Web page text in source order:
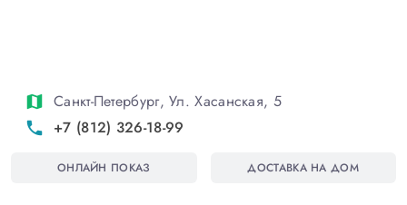
√ Возможно оформление в кредит
√ Возможен зачет вашего автомобиля.
map Санкт-Петербург, Ул. Хасанская, 5
phone +7 (812) 326-18-99
ОНЛАЙН ПОКАЗ ДОСТАВКА НА ДОМ